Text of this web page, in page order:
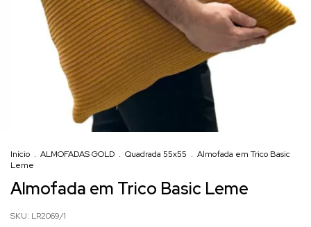
Início . ALMOFADAS GOLD . Quadrada 55x55 . Almofada em Trico Basic
Leme
Almofada em Trico Basic Leme
SKU: LR2069/1